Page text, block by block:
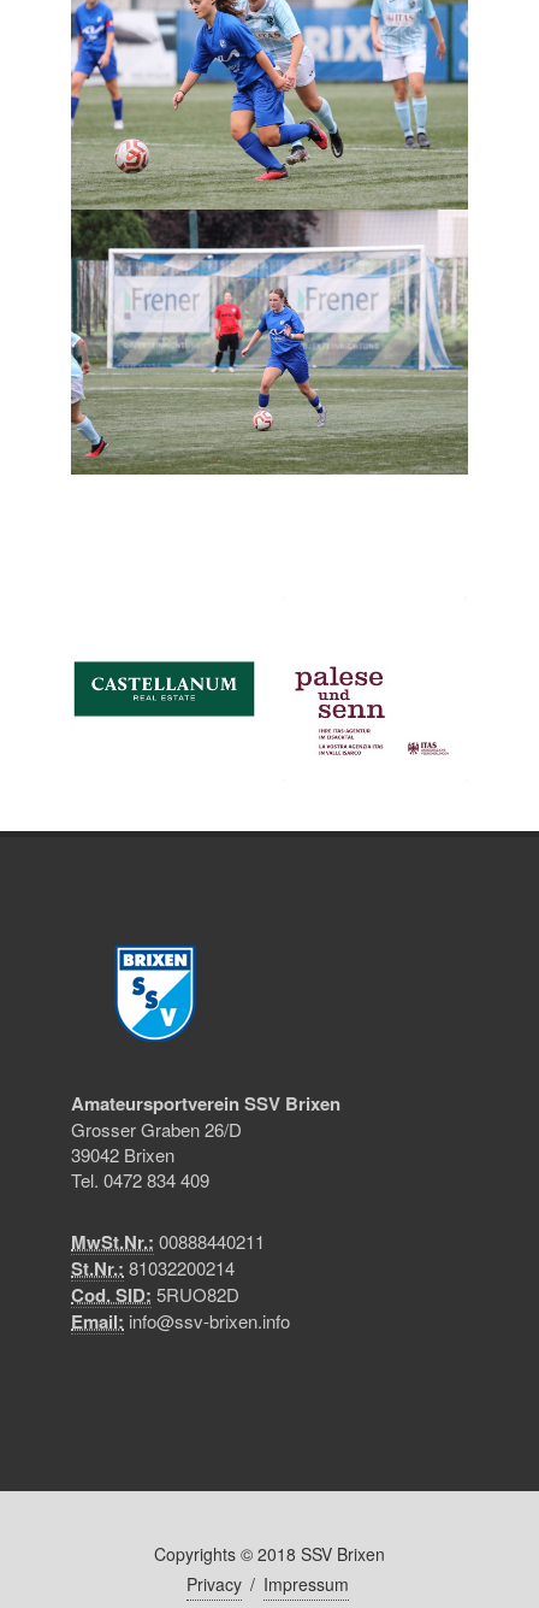
Amateursportverein SSV Brixen
Grosser Graben 26/D
39042 Brixen
Tel. 0472 834 409
MwSt.Nr.: 00888440211
St.Nr.: 81032200214
Cod. SID: 5RUO82D
Email: info@ssv-brixen.info
Copyrights © 2018 SSV Brixen
Privacy / Impressum